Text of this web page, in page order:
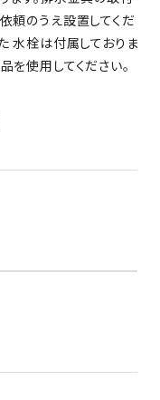
頼のうえ設置してくだ
水栓は付属しておりま
を使用してください。